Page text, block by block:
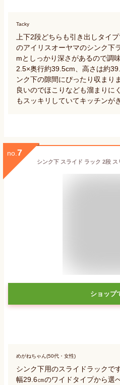
Tacky
上下2段どちらも引き出しタイ
のアイリスオーヤマのシンク下
mとしっかり深さがあるので調
2.5×奥行約39.5cm、高さは約
ンク下の隙間にぴったり収まり
良いのでほこりなども溜まりに
もスッキリしていてキッチンが
no. 7
ショップ
めがねちゃん(50代・女性)
シンク下用のスライドラックで
幅29.6㎝のワイドタイプから選